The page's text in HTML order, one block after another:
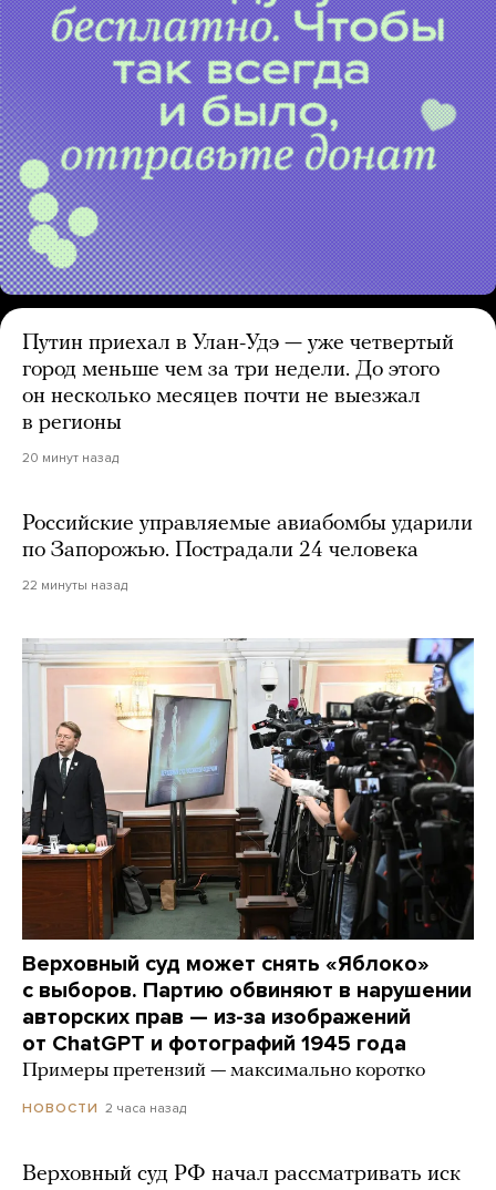
Путин приехал в Улан-Удэ — уже четвертый
город меньше чем за три недели. До этого
он несколько месяцев почти не выезжал
в регионы
20 минут назад
Российские управляемые авиабомбы ударили
по Запорожью. Пострадали 24 человека
22 минуты назад
Верховный суд может снять «Яблоко»
с выборов. Партию обвиняют в нарушении
авторских прав — из-за изображений
от ChatGPT и фотографий 1945 года
Примеры претензий — максимально коротко
НОВОСТИ 2 часа назад
Верховный суд РФ начал рассматривать иск